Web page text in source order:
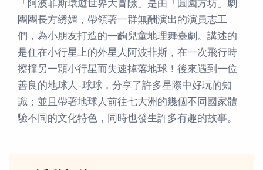
「阿波菲斯環遊世界大冒險」是由「圓園方坊」劇
團團長方綉媚，帶領著一群無酬演出的演員志工
們，為小朋友打造的一齣兒童地理舞臺劇。講述的
是住在小行星上的外星人阿波菲斯，在一次飛行時
擦撞另一顆小行星而失速掉落地球！後來遇到一位
善良的地球人-球球，分享了許多星際中好玩的知
識；並且帶著地球人前往七大洲的幾個不同國家體
驗不同的文化特色，同時也發生許多有趣的故事。